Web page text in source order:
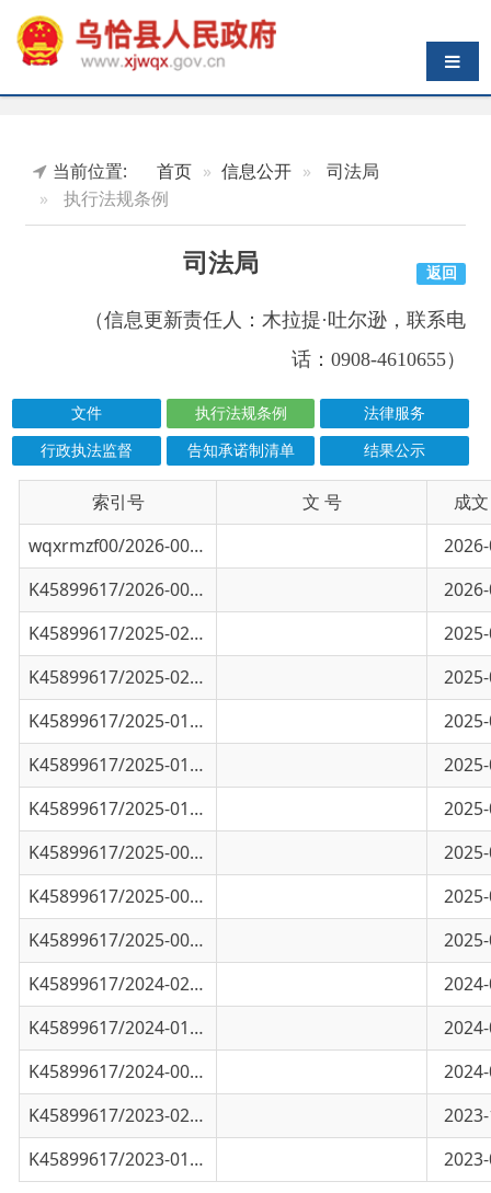
导航切换
执行法规条例
司法局
话：0908-4610655）
法律服务
行政执法监督 告知承诺制清单 结果公示
索引号 信息标题 文 号
成文日期
wqxrmzf00/2026-00188
中华人民共和国增值税法实施条例2026-04-16
K45899617/2026-00512
行政执法监督条例
2026-03-26
K45899617/2025-02048 中国（新疆）自由贸易试验区条例2025-07-24
K45899617/2025-01465 《政务数据共享条例》 2025-06-12
K45899617/2025-01096 新疆维吾尔自治区社会信用条例2025-05-08
K45899617/2025-01013
博尔塔拉蒙古自治州水土保持管理规定
2025-04-30
K45899617/2025-00720 公共安全视频图像信息系统管理条例
2025-03-26
K45899617/2025-00430 持续改进立法模式优化立法流程2025-02-28
K45899617/2025-00013 以高质量政府立法服务保障高质量发展
2025-01-06
K45899617/2024-02659 如何整治执法乱象？司法部回应2024-09-26
K45899617/2024-01406
生态保护补偿条例 2024-05-16
K45899617/2024-00209 全面提升新时代行政复议工作水平和制度
2024-01-19
K45899617/2023-02313 司法部、人力资源社会保障部、医疗保障
2023-10-10
K45899617/2023-01319 司法部有关负责人就《中华人民共和国社
2023-07-05
首页 上一页 1
共 39 条 / 共 3 页
主办：新疆乌恰县人民政府办公室承办：新疆乌恰县政务服务